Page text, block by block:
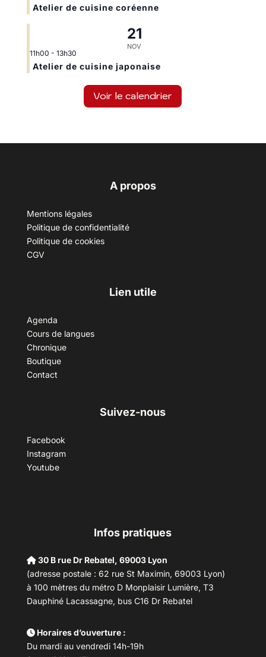
Atelier de cuisine coréenne
21
NOV
11h00 - 13h30
Atelier de cuisine japonaise
Voir le calendrier
A propos
Mentions légales
Politique de confidentialité
Politique de cookies
CGV
Lien utile
Agenda
Cours de langues
Chronique
Boutique
Contact
Suivez-nous
Facebook
Instagram
Youtube
Infos pratiques
30 B rue Dr Rebatel, 69003 Lyon
(adresse postale : 62 rue St Maximin, 69003 Lyon)
à 100 mètres du métro D Monplaisir Lumière, T3
Dauphiné Lacassagne, bus C16 Dr Rebatel
Horaires d’ouverture :
Du mardi au vendredi 14h-19h